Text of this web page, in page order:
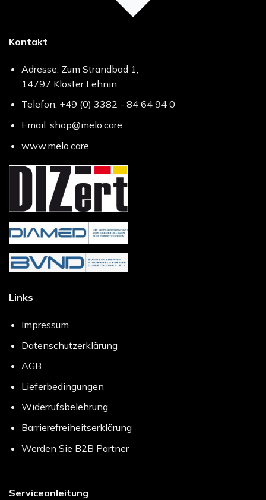
Kontakt
Adresse: Zum Strandbad 1,
14797 Kloster Lehnin
Telefon: +49 (0) 3382 - 84 64 94 0
Email: shop@melo.care
www.melo.care
Links
Impressum
Datenschutzerklärung
AGB
Lieferbedingungen
Widerrufsbelehrung
Barrierefreiheitserklärung
Werden Sie B2B Partner
Serviceanleitung